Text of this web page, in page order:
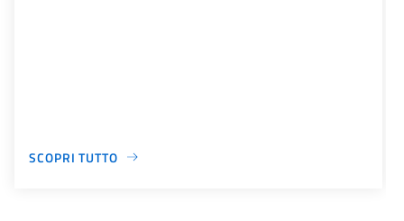
SCOPRI TUTTO